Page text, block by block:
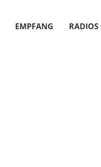
EMPFANG RADIOS